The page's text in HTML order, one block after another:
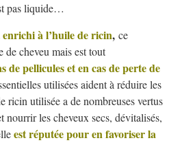
pas liquide…
à l’huile de ricin,ce
cheveu mais est tout
de pellicules et en cas de perte de
utilisées aident à réduire les
ricin utilisée a de nombreuses vertus
nourrir les cheveux secs, dévitalisés,
est réputée pour en favoriser la